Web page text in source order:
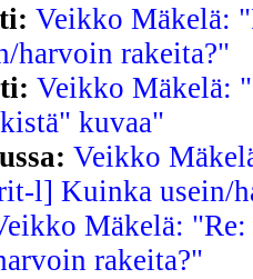
Veikko Mäkelä:
harvoin rakeita?"
Veikko Mäkelä:
kuvaa"
Veikko
l] Kuinka usein/
Mäkelä:
rakeita?"